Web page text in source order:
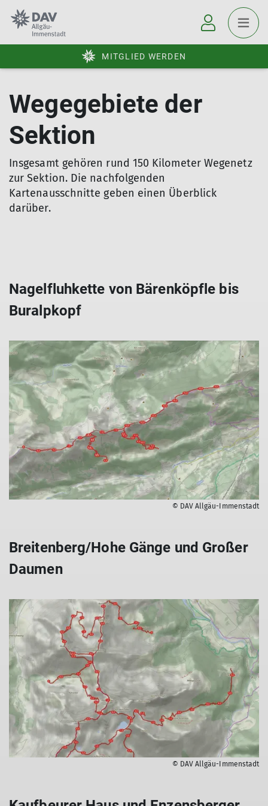
MITGLIED WERDEN
Wegegebiete der
Sektion
Insgesamt gehören rund 150 Kilometer Wegenetz
zur Sektion. Die nachfolgenden
Kartenausschnitte geben einen Überblick
darüber.
Nagelfluhkette von Bärenköpfle bis
Buralpkopf
© DAV Allgäu-Immenstadt
Breitenberg/Hohe Gänge und Großer
Daumen
© DAV Allgäu-Immenstadt